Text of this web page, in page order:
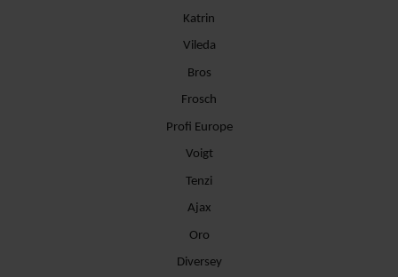
Katrin
Vileda
Bros
Frosch
Profi Europe
Voigt
Tenzi
Ajax
Oro
Diversey